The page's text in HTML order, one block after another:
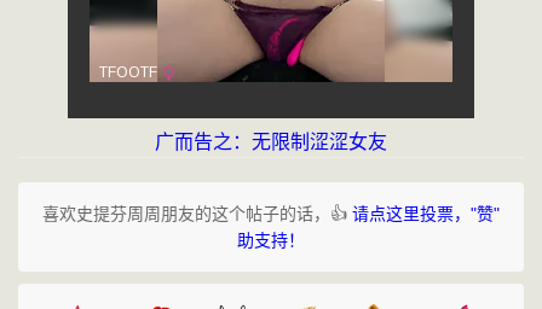
广而告之：无限制涩涩女友
喜欢史提芬周周朋友的这个帖子的话，👍 请点这里投票，"赞"
助支持！